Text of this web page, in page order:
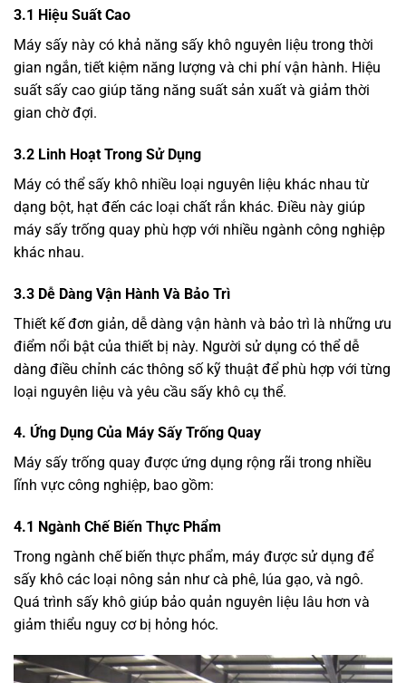
3.1 Hiệu Suất Cao
Máy sấy này có khả năng sấy khô nguyên liệu trong thời
gian ngắn, tiết kiệm năng lượng và chi phí vận hành. Hiệu
suất sấy cao giúp tăng năng suất sản xuất và giảm thời
gian chờ đợi.
3.2 Linh Hoạt Trong Sử Dụng
Máy có thể sấy khô nhiều loại nguyên liệu khác nhau từ
dạng bột, hạt đến các loại chất rắn khác. Điều này giúp
máy sấy trống quay phù hợp với nhiều ngành công nghiệp
khác nhau.
3.3 Dễ Dàng Vận Hành Và Bảo Trì
Thiết kế đơn giản, dễ dàng vận hành và bảo trì là những ưu
điểm nổi bật của thiết bị này. Người sử dụng có thể dễ
dàng điều chỉnh các thông số kỹ thuật để phù hợp với từng
loại nguyên liệu và yêu cầu sấy khô cụ thể.
4. Ứng Dụng Của Máy Sấy Trống Quay
Máy sấy trống quay được ứng dụng rộng rãi trong nhiều
lĩnh vực công nghiệp, bao gồm:
4.1 Ngành Chế Biến Thực Phẩm
Trong ngành chế biến thực phẩm, máy được sử dụng để
sấy khô các loại nông sản như cà phê, lúa gạo, và ngô.
Quá trình sấy khô giúp bảo quản nguyên liệu lâu hơn và
giảm thiểu nguy cơ bị hỏng hóc.